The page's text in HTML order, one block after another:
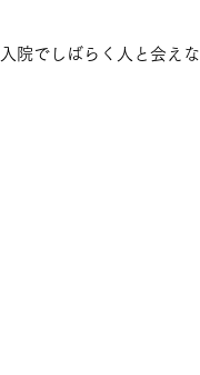
院でしばらく人と会えな